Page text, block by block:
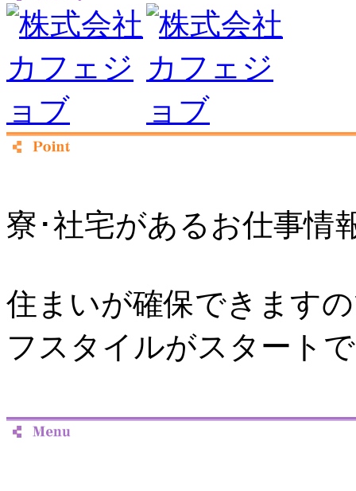
寮･社宅があるお仕事情
住まいが確保できます
フスタイルがスタート